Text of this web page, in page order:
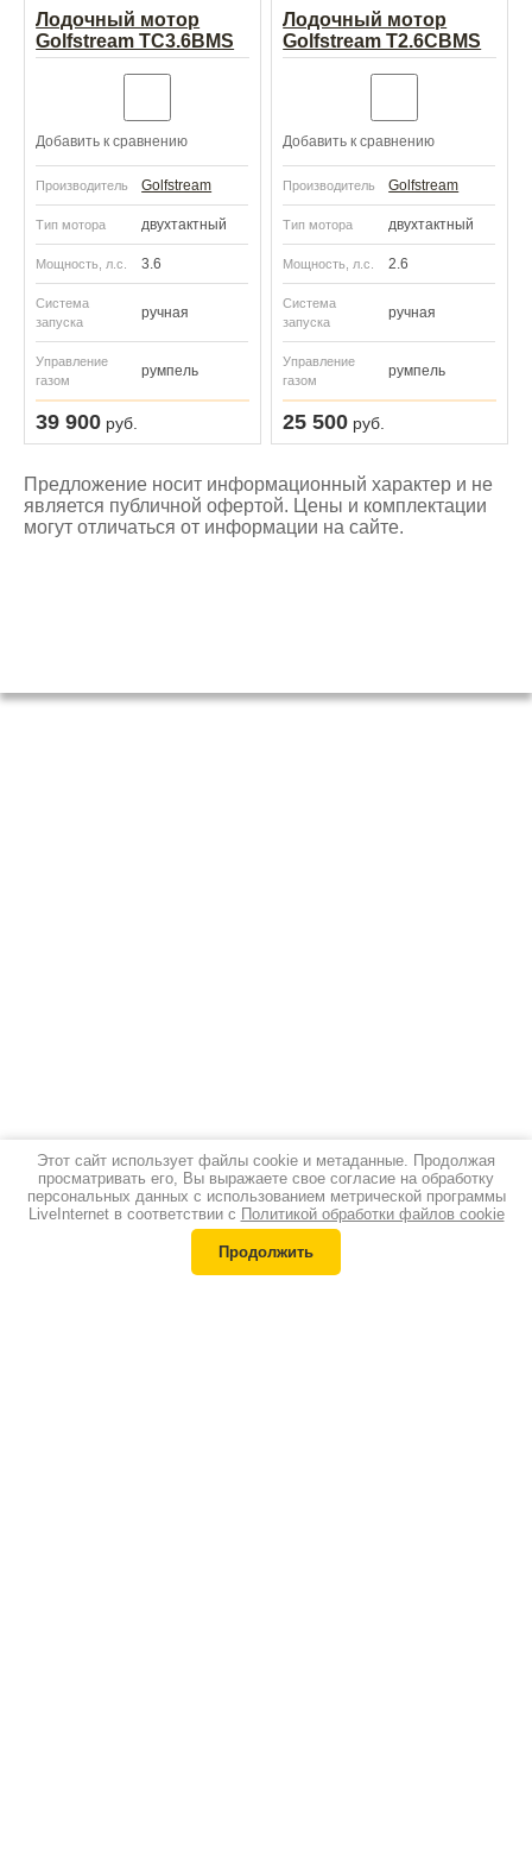
Лодочный мотор
Golfstream TC3.6BMS
Добавить к сравнению
Производитель Golfstream
Тип мотора двухтактный
Мощность, л.с. 3.6
Система
запуска
ручная
Управление
газом
румпель
39 900 руб.
Лодочный мотор
Golfstream T2.6CBMS
Добавить к сравнению
Производитель Golfstream
Тип мотора двухтактный
Мощность, л.с. 2.6
Система
запуска
ручная
Управление
газом
румпель
25 500 руб.
Предложение носит информационный характер и не
является публичной офертой. Цены и комплектации
могут отличаться от информации на сайте.
Этот сайт использует файлы cookie и метаданные. Продолжая
просматривать его, Вы выражаете свое согласие на обработку
персональных данных с использованием метрической программы
LiveInternet в соответствии с Политикой обработки файлов cookie
Продолжить